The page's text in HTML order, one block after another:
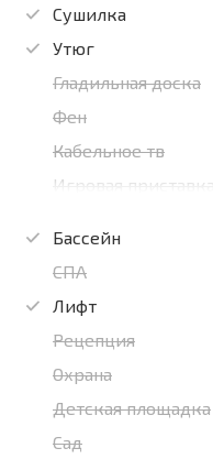
Сушилка
Утюг
Гладильная доска
Фен
Кабельное тв
Игровая приставка
Бассейн
СПА
Лифт
Рецепция
Охрана
Детская площадка
Сад